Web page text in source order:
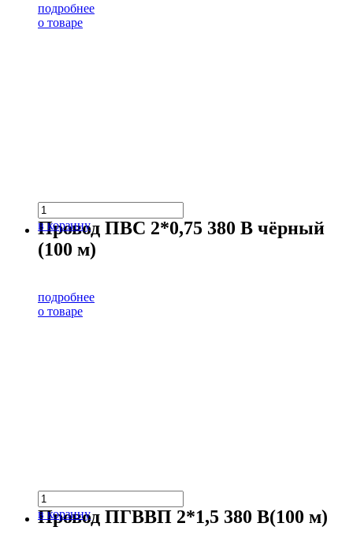
подробнее
о товаре
в корзину
Провод ПВС 2*0,75 380 В чёрный
(100 м)
подробнее
о товаре
в корзину
Провод ПГВВП 2*1,5 380 В(100 м)